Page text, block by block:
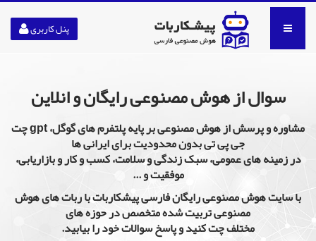
پنل کاربری
سوال از هوش مصنوعی رایگان و انلاین
مشاوره و پرسش از هوش مصنوعی بر پایه پلتفرم های گوگل، gpt چت
جی پی تی بدون محدودیت برای ایرانی ها
در زمینه های عمومی، سبک زندگی و سلامت، کسب و کار و بازاریابی،
موفقیت و ...
با سایت هوش مصنوعی رایگان فارسی پیشکاربات با ربات های هوش
مصنوعی تربیت شده متخصص در حوزه های
مختلف چت کنید و پاسخ سوالات خود را بیابید.